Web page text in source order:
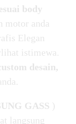
body
motor anda
Elegan
istimewa.
desain,
GASS )
langsung